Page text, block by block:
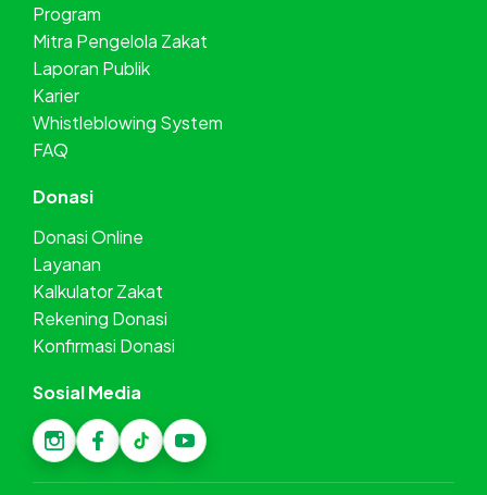
Program
Mitra Pengelola Zakat
Laporan Publik
Karier
Whistleblowing System
FAQ
Donasi
Donasi Online
Layanan
Kalkulator Zakat
Rekening Donasi
Konfirmasi Donasi
Sosial Media